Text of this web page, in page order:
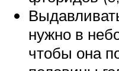
нужно в
чтобы она